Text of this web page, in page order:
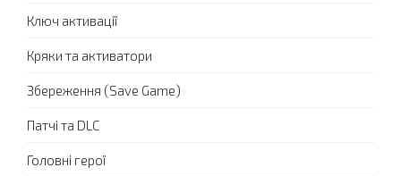
Ключ активації
Кряки та активатори
Збереження (Save Game)
Патчі та DLC
Головні герої